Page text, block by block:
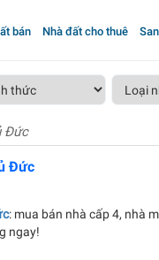
bán Nhà đất cho thuê
Đức
Đức
: mua bán nhà cấp 4, nhà
ngay!